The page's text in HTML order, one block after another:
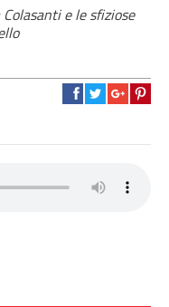
e le sfiziose